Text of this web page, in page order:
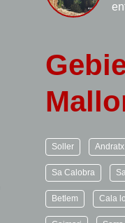
Soller Andratx
Sa Calobra
Betlem Cala